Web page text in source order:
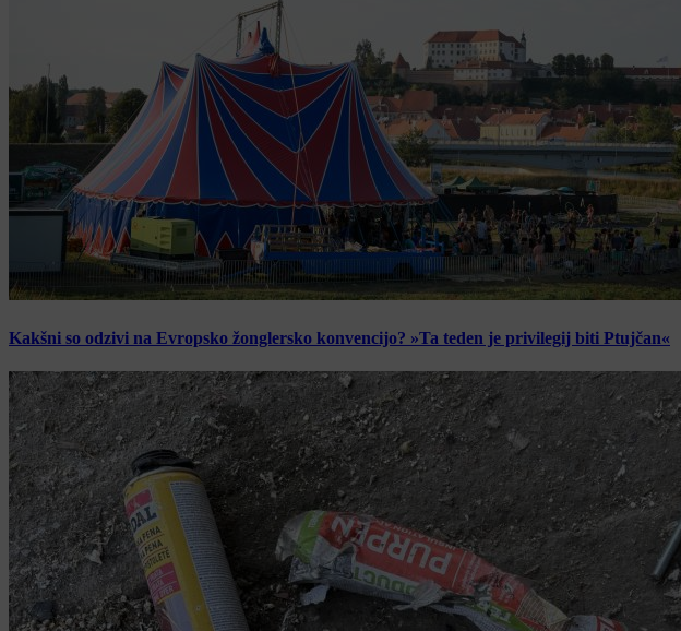
Kakšni so odzivi na Evropsko žonglersko konvencijo? »Ta teden je privilegij biti Ptujčan«